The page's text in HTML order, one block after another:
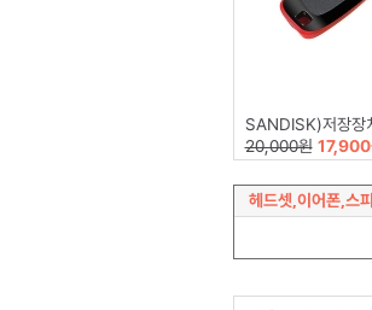
SANDISK)저장장치
20,000원 17,900
헤드셋,이어폰,스